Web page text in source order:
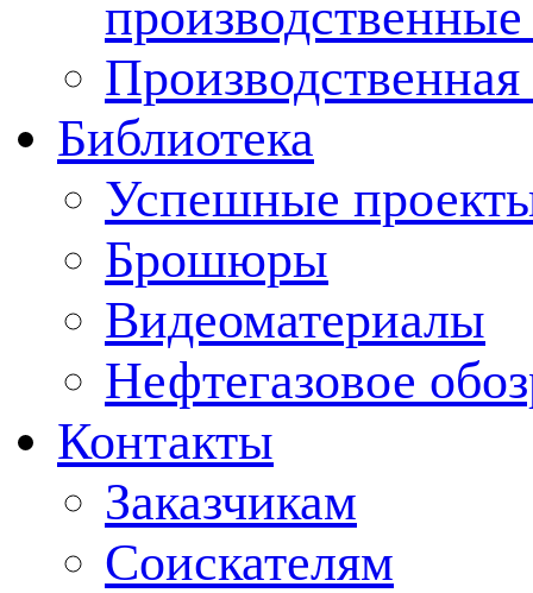
Производственная
Библиотека
Успешные
Брошюры
Видеоматериалы
Нефтегазовое
Контакты
Заказчикам
Соискателям